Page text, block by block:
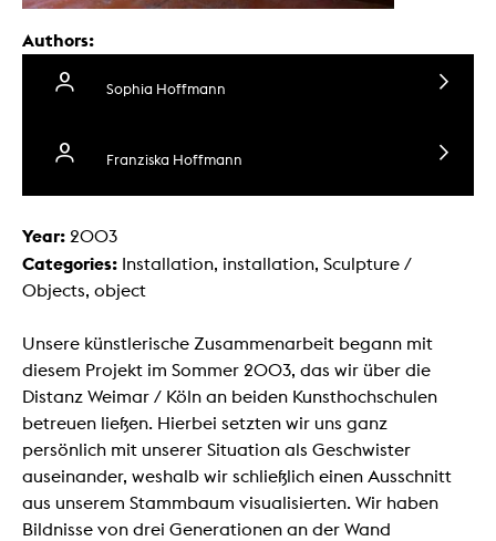
Authors:
Sophia Hoffmann
Franziska Hoffmann
Year: 2003
Categories: Installation, installation, Sculpture /
Objects, object
Unsere künstlerische Zusammenarbeit begann mit
diesem Projekt im Sommer 2003, das wir über die
Distanz Weimar / Köln an beiden Kunsthochschulen
betreuen ließen. Hierbei setzten wir uns ganz
persönlich mit unserer Situation als Geschwister
auseinander, weshalb wir schließlich einen Ausschnitt
aus unserem Stammbaum visualisierten. Wir haben
Bildnisse von drei Generationen an der Wand